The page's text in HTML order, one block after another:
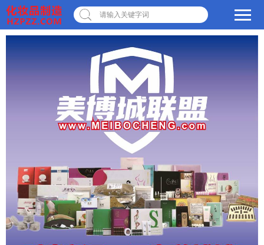
请输入关键字词
AI智能助手小美
您好，我是美博城联盟
智能AI客服小美，很高兴
常见问题
1.美博城联盟
2.联系我们